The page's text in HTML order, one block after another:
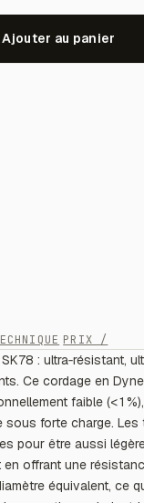
PRIX /
: ultra‑résistant,
Ce cordage en
faible (< 1
sous forte charge. Les
pour être aussi
offrant une
équivalent, ce